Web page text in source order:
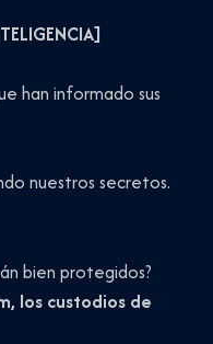
han informado sus
nuestros secretos.
bien protegidos?
los custodios de